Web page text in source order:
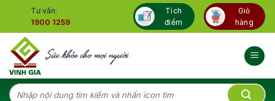
content
Tư vấn:
1900 1259
Tích
điểm
Giỏ
hàng
Tìm